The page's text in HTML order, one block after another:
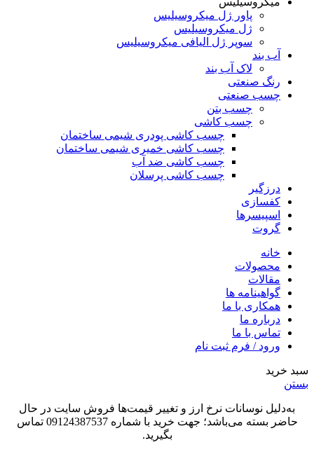
پاور ژل میکروسیلیس
ژل میکروسیلیس
سوپر ژل الیافی میکروسیلیس
آب بند
لاک آب بند
رنگ صنعتی
چسب صنعتی
چسب بتن
چسب کاشی
چسب کاشی پودری شیمی ساختمان
چسب کاشی خمیری شیمی ساختمان
چسب کاشی ضد آب
چسب کاشی پرسلان
درزگیر
کفسازی
اسپیسرها
گروت
خانه
محصولات
مقالات
گواهینامه ها
همکاری با ما
درباره ما
تماس با ما
ورود / فرم ثبت نام
سبد خرید
بستن
به‌دلیل نوسانات نرخ ارز و تغییر قیمت‌ها فروش سایت در حال
حاضر بسته می‌باشد؛ جهت خرید با شماره 09124387537 تماس
بگیرید.